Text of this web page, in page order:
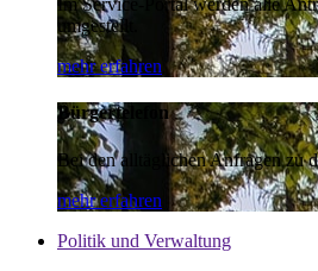
Im Service-Portal werden alle
umgestellt.
mehr erfahren
Bürgertelefon
Bei den alltäglichen Anfragen zu
mehr erfahren
Politik und Verwaltung